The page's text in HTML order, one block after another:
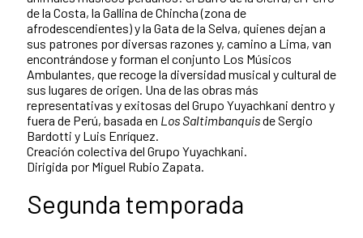
de la Costa, la Gallina de Chincha (zona de
afrodescendientes) y la Gata de la Selva, quienes dejan a
sus patrones por diversas razones y, camino a Lima, van
encontrándose y forman el conjunto Los Músicos
Ambulantes, que recoge la diversidad musical y cultural de
sus lugares de origen. Una de las obras más
representativas y exitosas del Grupo Yuyachkani dentro y
fuera de Perú, basada en Los Saltimbanquisde Sergio
Bardotti y Luis Enríquez.
Creación colectiva del Grupo Yuyachkani.
Dirigida por Miguel Rubio Zapata.
Segunda temporada